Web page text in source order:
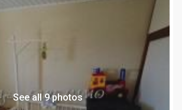
See all 9 photos